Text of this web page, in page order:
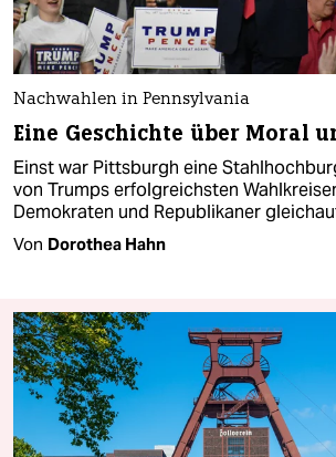
Nachwahlen in Pennsylvania
Eine Geschichte über Moral
Einst war Pittsburgh eine
von Trumps erfolgreichsten
Demokraten und Republikaner
Von Dorothea Hahn